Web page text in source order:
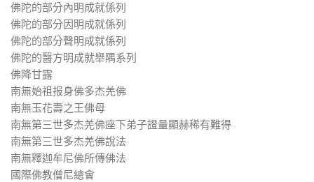
佛陀的部分內明成就係列
佛陀的部分因明成就係列
佛陀的部分聲明成就係列
佛陀的醫方明成就舉隅系列
佛降甘露
南無始祖报身佛多杰羌佛
南無玉花壽之王佛母
南無第三世多杰羌佛座下弟子證量顯赫稀有難得
南無第三世多杰羌佛說法
南無釋迦牟尼佛所傳佛法
國際佛教僧尼總會